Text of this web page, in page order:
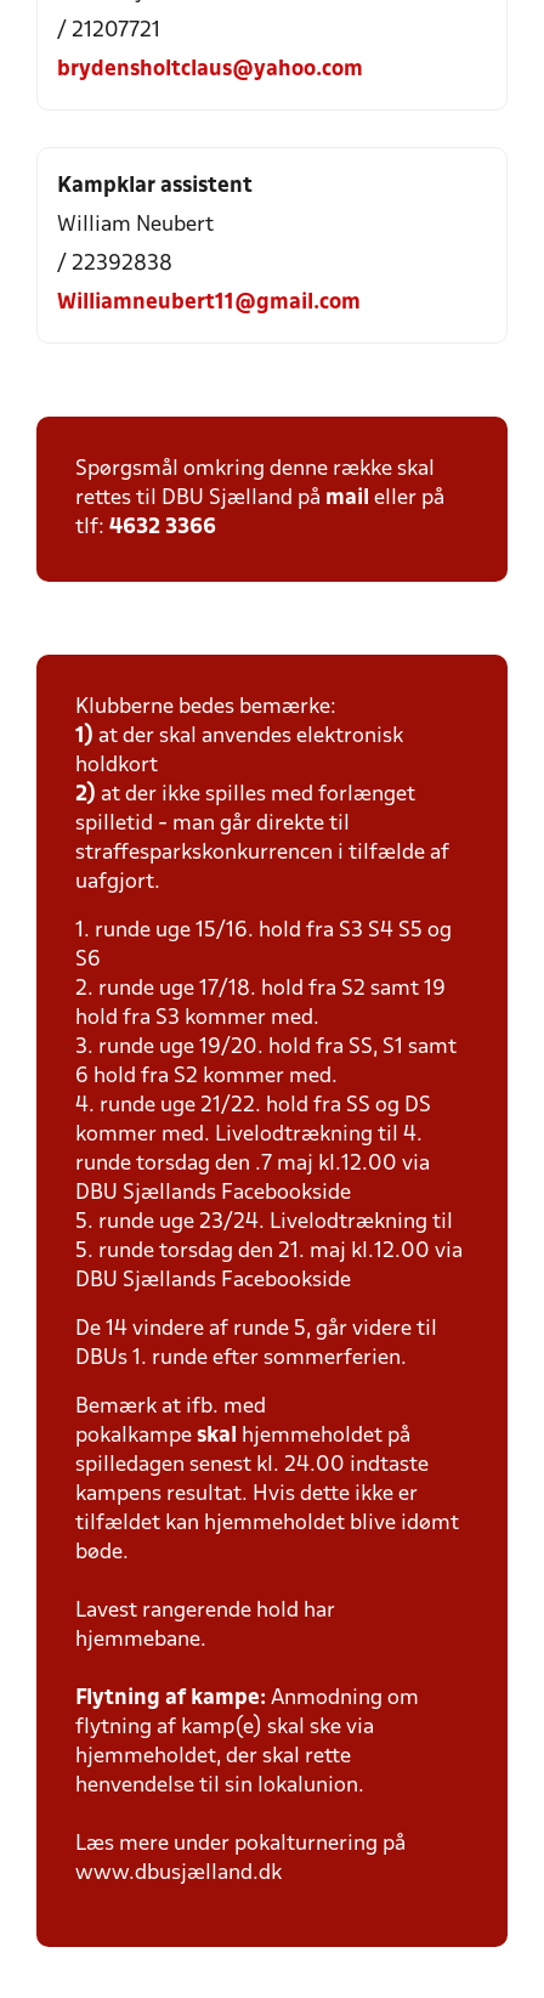
/ 21207721
brydensholtclaus@yahoo.com
Kampklar assistent
William Neubert
/ 22392838
Williamneubert11@gmail.com
Spørgsmål omkring denne række skal
rettes til DBU Sjælland på mail eller på
tlf: 4632 3366
Klubberne bedes bemærke:
1) at der skal anvendes elektronisk
holdkort
2) at der ikke spilles med forlænget
spilletid - man går direkte til
straffesparkskonkurrencen i tilfælde af
uafgjort.
1. runde uge 15/16. hold fra S3 S4 S5 og
S6
2. runde uge 17/18. hold fra S2 samt 19
hold fra S3 kommer med.
3. runde uge 19/20. hold fra SS, S1 samt
6 hold fra S2 kommer med.
4. runde uge 21/22. hold fra SS og DS
kommer med. Livelodtrækning til 4.
runde torsdag den .7 maj kl.12.00 via
DBU Sjællands Facebookside
5. runde uge 23/24. Livelodtrækning til
5. runde torsdag den 21. maj kl.12.00 via
DBU Sjællands Facebookside
De 14 vindere af runde 5, går videre til
DBUs 1. runde efter sommerferien.
Bemærk at ifb. med
pokalkampe skal
hjemmeholdet på
spilledagen senest kl. 24.00 indtaste
kampens resultat. Hvis dette ikke er
tilfældet kan hjemmeholdet blive idømt
bøde.
Lavest rangerende hold har
hjemmebane.
Flytning af kampe: Anmodning om
flytning af kamp(e) skal ske via
hjemmeholdet, der skal rette
henvendelse til sin lokalunion.
Læs mere under pokalturnering på
www.dbusjælland.dk